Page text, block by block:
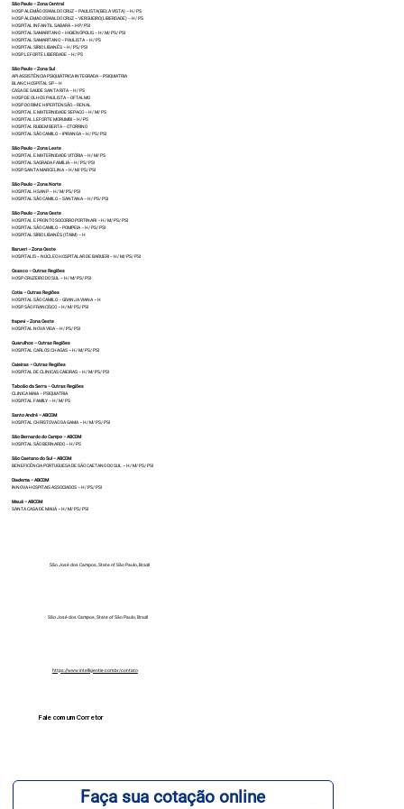
São Paulo – Zona Central
HOSP ALEMÃO OSWALDO CRUZ – PAULISTA(BELA VISTA) – H/ PS
HOSP ALEMAO OSWALDO CRUZ – VERGUEIRO(LIBERDADE) – H/ PS
HOSPITAL INFANTIL SABARÁ – HP/ PSI
HOSPITAL SAMARITANO – HIGIENÓPOLIS – H/ M/ PS/ PSI
HOSPITAL SAMARITANO – PAULISTA – H/ PS
HOSPITAL SÍRIO LIBANÊS – H/ PS/ PSI
HOSP. LEFORTE LIBERDADE – H/ PS
São Paulo – Zona Sul
API ASSISTÊNCIA PSIQUIÁTRICA INTEGRADA – PSIQUIATRIA
BLANC HOSPITAL SP – H
CASA DE SAÚDE SANTA RITA – H/ PS
HOSP. DE OLHOS PAULISTA – OFTALMO
HOSP. DO RIM E HIPERTENSÃO – RENAL
HOSPITAL E MATERNIDADE SEPACO – H/ M/ PS
HOSPITAL LEFORTE MORUMBI – H/ PS
HOSPITAL RUBEM BERTA – OTORRINO
HOSPITAL SÃO CAMILO – IPIRANGA – H/ PS/ PSI
São Paulo – Zona Leste
HOSPITAL E MATERNIDADE VITÓRIA – H/ M/ PS
HOSPITAL SAGRADA FAMÍLIA – H/ PS/ PSI
HOSP. SANTA MARCELINA – H/ M/ PS/ PSI
São Paulo – Zona Norte
HOSPITAL HSANP – H/ M/ PS/ PSI
HOSPITAL SÃO CAMILO – SANTANA – H/ PS/ PSI
São Paulo – Zona Oeste
HOSPITAL E PRONTO SOCORRO PORTINARI – H/ M/ PS/ PSI
HOSPITAL SÃO CAMILO – POMPEIA – H/ PS/ PSI
HOSPITAL SÍRIO LIBANÊS (ITAIM) – H
Barueri – Zona Oeste
HOSPITALIS – NÚCLEO HOSPITALAR DE BARUERI – H/ M/ PS/ PSI
Osasco – Outras Regiões
HOSP CRUZEIRO DO SUL – H/ M/ PS/ PSI
Cotia – Outras Regiões
HOSPITAL SÃO CAMILO – GRANJA VIANA – H
HOSP. SÃO FRANCISCO – H/ M/ PS/ PSI
Itapevi – Zona Oeste
HOSPITAL NOVA VIDA – H/ PS/ PSI
Guarulhos – Outras Regiões
HOSPITAL CARLOS CHAGAS – H/ M/ PS/ PSI
Caieiras – Outras Regiões
HOSPITAL DE CLINICAS CAIEIRAS – H/ M/ PS/ PSI
Taboão da Serra – Outras Regiões
CLINICA MAIA – PSIQUIATRIA.
HOSPITAL FAMILY – H/ M/ PS
Santo André – ABCDM
HOSPITAL CHRISTOVAO DA GAMA – H/ M/ PS/ PSI
São Bernardo do Campo – ABCDM
HOSPITAL SÃO BERNARDO – H/ PS
São Caetano do Sul – ABCDM
BENEFICÊNCIA PORTUGUESA DE SÃO CAETANO DO SUL – H/ M/ PS/ PSI
Diadema – ABCDM
INNOVA HOSPITAIS ASSOCIADOS – H/ PS/ PSI
Mauá – ABCDM
SANTA CASA DE MAUÁ – H/ M/ PS/ PSI
São José dos Campos, State of São Paulo, Brazil
São José dos Campos, State of São Paulo, Brazil
https://www.intelligentie.com.br/contato
Fale com um Corretor
Faça sua cotação online